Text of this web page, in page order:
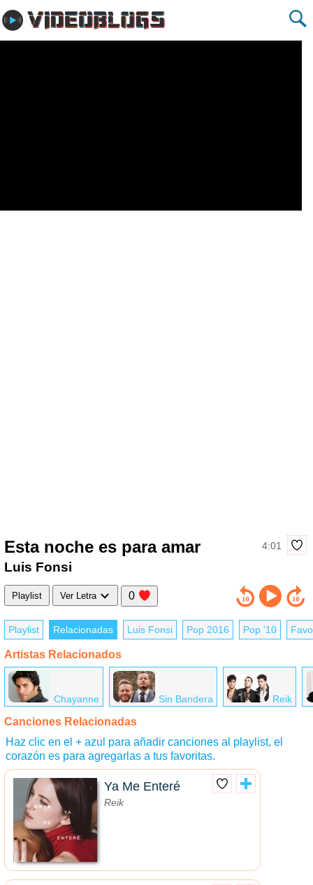
Esta noche es para amar 4:01
Luis Fonsi
Playlist Ver Letra 0
Playlist Relacionadas Luis Fonsi Pop 2016 Pop '10
Artistas Relacionados
Chayanne Sin Bandera Reik
Canciones Relacionadas
Haz clic en el + azul para añadir canciones al playlist, el
corazón es para agregarlas a tus favoritas.
Ya Me Enteré
Reik